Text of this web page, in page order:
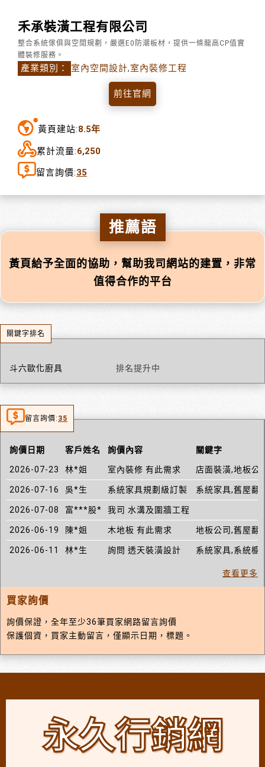
禾承裝潢工程有限公司
整合系統傢俱與空間規劃，嚴選E0防潮板材，提供一條龍高CP值實
體裝修服務。
產業類別： 室內空間設計,室內裝修工程
前往官網
黃頁建站:8.5年
累計流量:6,250
留言詢價:35
推薦語
黃頁給予全面的協助，幫助我司網站的建置，非常
值得合作的平台
關鍵字排名
斗六歐化廚具 排名提升中
留言詢價: 35
詢價日期 客戶姓名 詢價內容 關鍵字
2026-07-23 林*姐 室內裝修 有此需求 店面裝潢,地板公
2026-07-16 吳*生 系統家具規劃級訂製 系統家具,舊屋翻
2026-07-08 富***股* 我司 水溝及圍牆工程
2026-06-19 陳*姐 木地板 有此需求 地板公司,舊屋翻
2026-06-11 林*生 詢問 透天裝潢設計 系統家具,系統櫥
查看更多
買家詢價
詢價保證，全年至少36筆買家網路留言詢價
保護個資，買家主動留言，僅顯示日期，標題。
永久行銷網